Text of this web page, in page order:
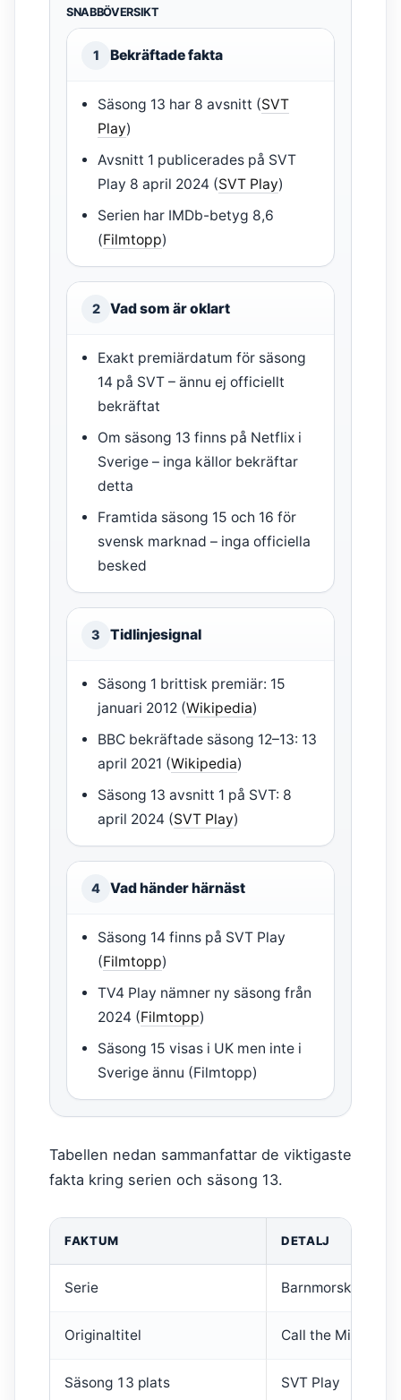
SNABBÖVERSIKT
1 Bekräftade fakta
Säsong 13 har 8 avsnitt (SVT
Play)
Avsnitt 1 publicerades på SVT
Play 8 april 2024 (SVT Play)
Serien har IMDb-betyg 8,6
(Filmtopp)
2 Vad som är oklart
Exakt premiärdatum för säsong
14 på SVT – ännu ej officiellt
bekräftat
Om säsong 13 finns på Netflix i
Sverige – inga källor bekräftar
detta
Framtida säsong 15 och 16 för
svensk marknad – inga officiella
besked
3 Tidlinjesignal
Säsong 1 brittisk premiär: 15
januari 2012 (Wikipedia)
BBC bekräftade säsong 12–13: 13
april 2021 (Wikipedia)
Säsong 13 avsnitt 1 på SVT: 8
april 2024 (SVT Play)
4 Vad händer härnäst
Säsong 14 finns på SVT Play
(Filmtopp)
TV4 Play nämner ny säsong från
2024 (Filmtopp)
Säsong 15 visas i UK men inte i
Sverige ännu (Filmtopp)
Tabellen nedan sammanfattar de viktigaste
fakta kring serien och säsong 13.
FAKTUM DETALJ
Serie Barnmorskan i
Originaltitel Call the Midwife
Säsong 13 plats SVT Play